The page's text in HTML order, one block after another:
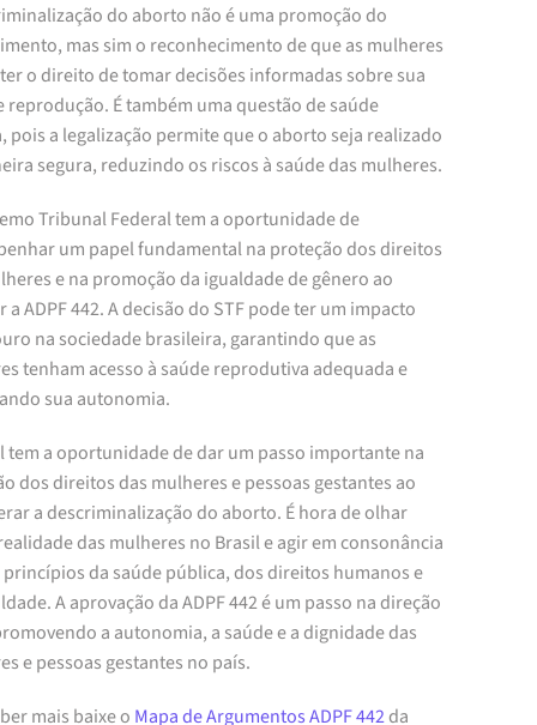
do aborto não é uma promoção do
mas sim o reconhecimento de que as mulheres
o direito de tomar decisões informadas sobre sua
reprodução. É também uma questão de saúde
pois a legalização permite que o aborto seja realizado
segura, reduzindo os riscos à saúde das mulheres.
Tribunal Federal tem a oportunidade de
um papel fundamental na proteção dos direitos
e na promoção da igualdade de gênero ao
a ADPF 442. A decisão do STF pode ter um impacto
na sociedade brasileira, garantindo que as
tenham acesso à saúde reprodutiva adequada e
sua autonomia.
tem a oportunidade de dar um passo importante na
dos direitos das mulheres e pessoas gestantes ao
a descriminalização do aborto. É hora de olhar
das mulheres no Brasil e agir em consonância
princípios da saúde pública, dos direitos humanos e
A aprovação da ADPF 442 é um passo na direção
a autonomia, a saúde e a dignidade das
e pessoas gestantes no país.
mais baixe o Mapa de Argumentos ADPF 442da